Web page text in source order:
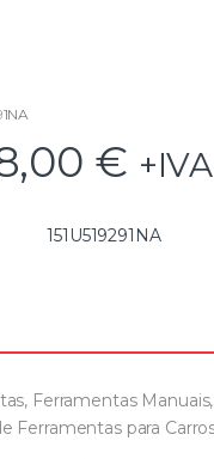
€ +IVA
151U519291NA
, Ferramentas Manuais,
Ferramentas para